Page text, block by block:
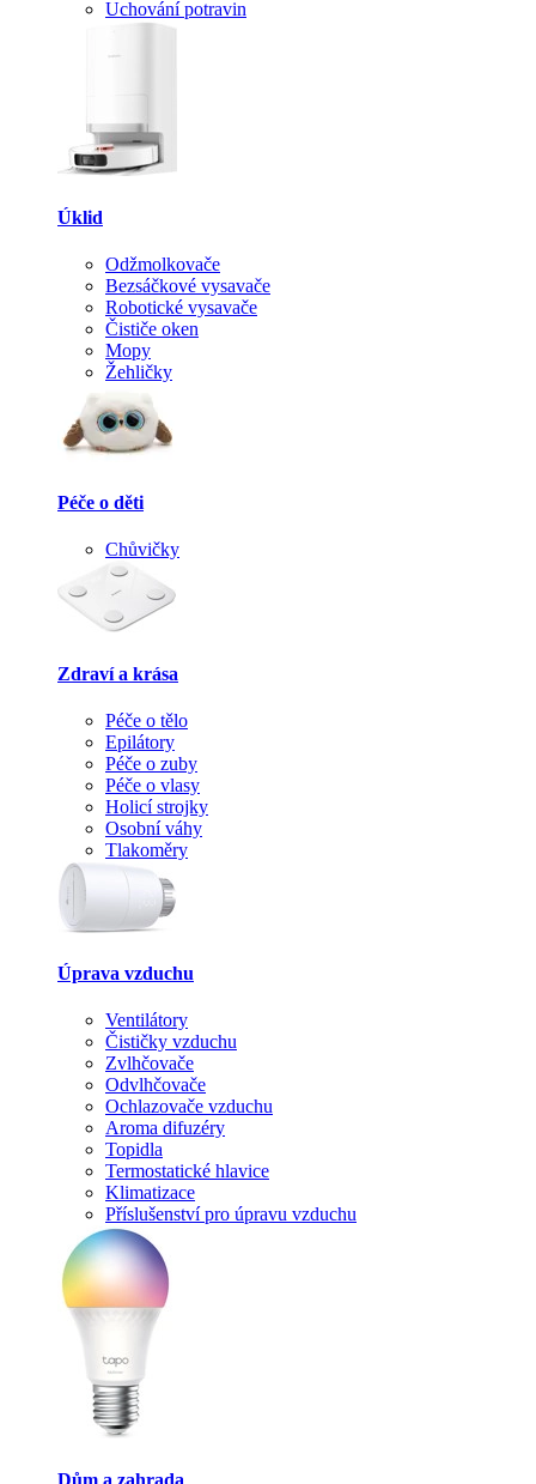
Uchování potravin
Úklid
Odžmolkovače
Bezsáčkové vysavače
Robotické vysavače
Čističe oken
Mopy
Žehličky
Péče o děti
Chůvičky
Zdraví a krása
Péče o tělo
Epilátory
Péče o zuby
Péče o vlasy
Holicí strojky
Osobní váhy
Tlakoměry
Úprava vzduchu
Ventilátory
Čističky vzduchu
Zvlhčovače
Odvlhčovače
Ochlazovače vzduchu
Aroma difuzéry
Topidla
Termostatické hlavice
Klimatizace
Příslušenství pro úpravu vzduchu
Dům a zahrada